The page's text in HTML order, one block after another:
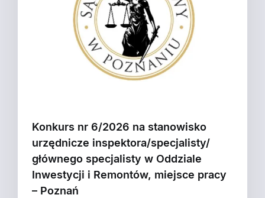
Konkurs nr 6/2026 na stanowisko
urzędnicze inspektora/specjalisty/
głównego specjalisty w Oddziale
Inwestycji i Remontów, miejsce pracy
– Poznań